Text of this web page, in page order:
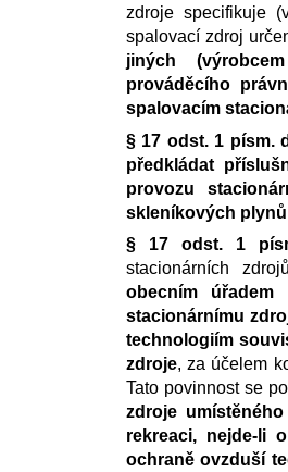
zdroje specifikuje
spalovací zdroj
jiných
prováděcího
spalovacím
§ 17 odst. 1 písm.
předkládat
provozu
skleníkových
§ 17 odst. 1
stacionárních
obecním
stacionárnímu
technologiím
zdroje, za účelem
Tato povinnost se
zdroje
rekreaci, nejde-li
ochraně ovzduší